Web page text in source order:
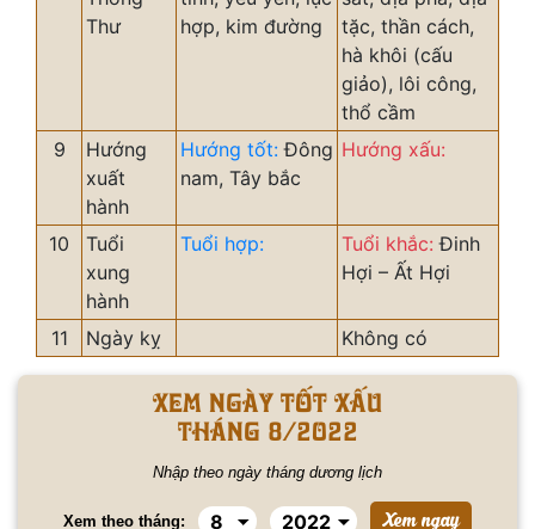
Thư
hợp, kim đường
tặc, thần cách,
hà khôi (cấu
giảo), lôi công,
thổ cầm
9
Hướng
xuất
hành
Hướng tốt: Đông
nam, Tây bắc
Hướng xấu:
10
Tuổi
xung
hành
Tuổi hợp: Tuổi khắc: Đinh
Hợi – Ất Hợi
11 Ngày kỵ Không có
Xem ngày tốt xấu
tháng 8/2022
Nhập theo ngày tháng dương lịch
Xem theo tháng: